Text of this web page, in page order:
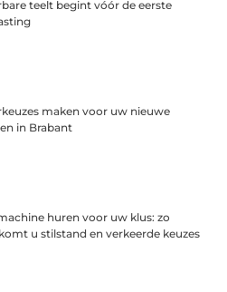
teelt begint vóór de eerste
maken voor uw nieuwe
in Brabant
huren voor uw klus: zo
u stilstand en verkeerde keuzes